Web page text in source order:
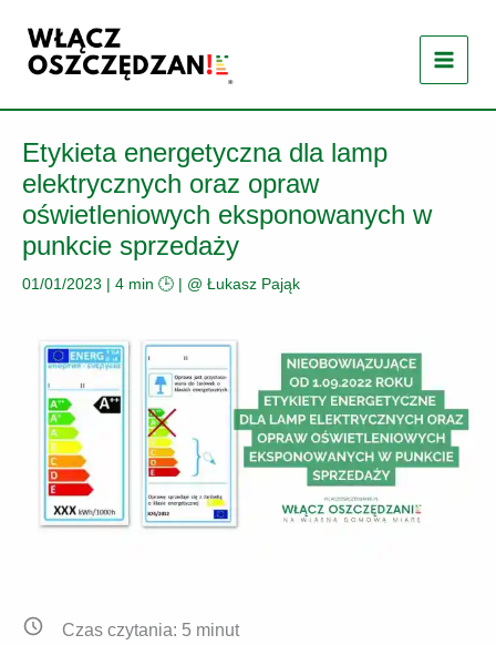
treści
Etykieta energetyczna dla lamp
elektrycznych oraz opraw
oświetleniowych eksponowanych w
punkcie sprzedaży
01/01/2023 | 4 min 🕒 | @ Łukasz Pająk
Czas czytania: 5 minut